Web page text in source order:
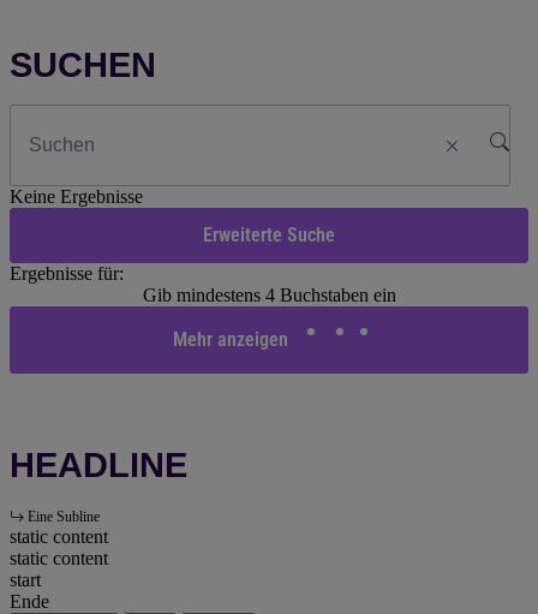
SUCHEN
Keine Ergebnisse
Erweiterte Suche
Ergebnisse für:
Gib mindestens 4 Buchstaben ein
Mehr anzeigen
HEADLINE
Eine Subline
static content
static content
start
Ende